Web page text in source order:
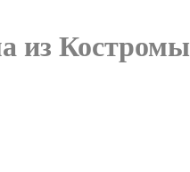
из Костромы